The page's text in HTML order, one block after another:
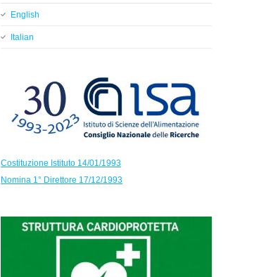
English
Italian
Costituzione Istituto 14/01/1993
Nomina 1° Direttore 17/12/1993